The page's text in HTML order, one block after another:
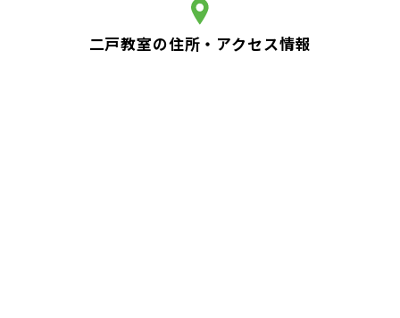
二戸教室の住所・アクセス情報